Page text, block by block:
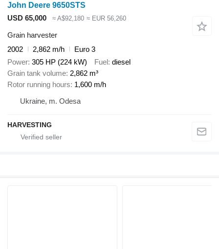
John Deere 9650STS
USD 65,000
≈ A$92,180 ≈ EUR 56,260
Grain harvester
2002
2,862 m/h
Euro 3
Power 305 HP (224 kW) Fuel diesel
Grain tank volume 2,862 m³
Rotor running hours 1,600 m/h
Ukraine, m. Odesa
HARVESTING